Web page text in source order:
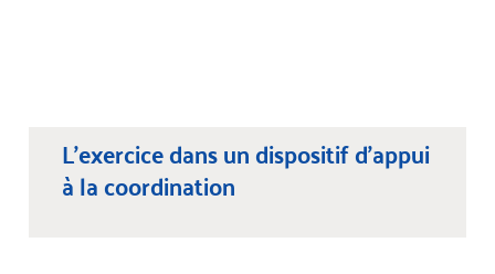
L’exercice dans un dispositif d’appui
à la coordination